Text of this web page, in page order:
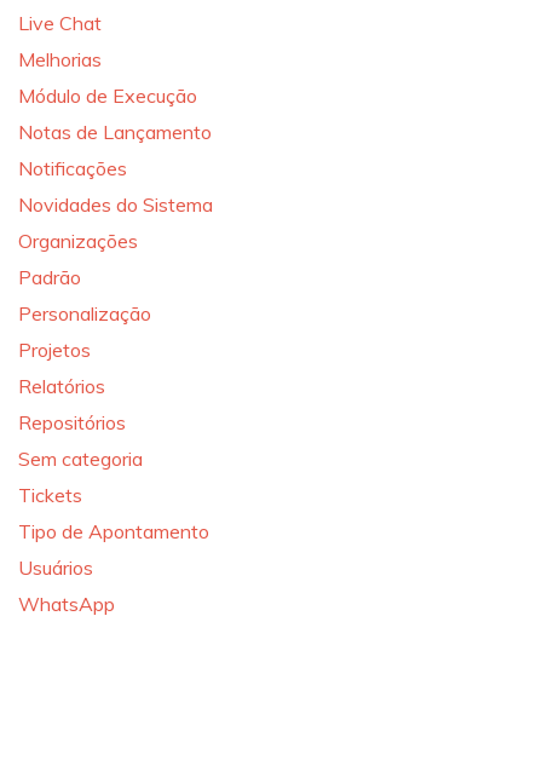
Live Chat
Melhorias
Módulo de Execução
Notas de Lançamento
Notificações
Novidades do Sistema
Organizações
Padrão
Personalização
Projetos
Relatórios
Repositórios
Sem categoria
Tickets
Tipo de Apontamento
Usuários
WhatsApp